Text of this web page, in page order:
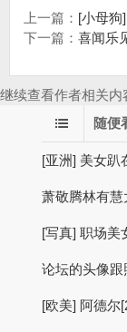
上一篇： [小母狗
下一篇： 喜闻乐
继续查看作者相关内
随便
[亚洲] 美女趴
萧敬腾林有
[写真] 职场美
论坛的头像
[欧美] 阿德尔